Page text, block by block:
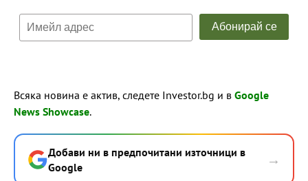
Всяка новина е актив, следете Investor.bg и в Google
News Showcase.
Добави ни в предпочитани източници в
Google
→